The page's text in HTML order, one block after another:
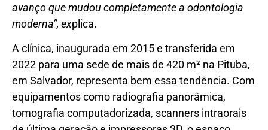
avanço que mudou completamente a odontologia
moderna”, explica.
A clínica, inaugurada em 2015 e transferida em
2022 para uma sede de mais de 420 m² na Pituba,
em Salvador, representa bem essa tendência. Com
equipamentos como radiografia panorâmica,
tomografia computadorizada, scanners intraorais